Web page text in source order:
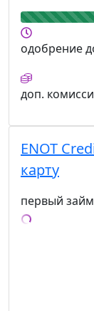
одобрение
доп.
ENOT
карту
первый